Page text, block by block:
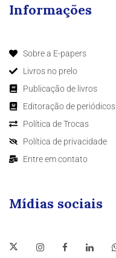
Informações
Sobre a E-papers
Livros no prelo
Publicação de livros
Editoração de periódicos
Política de Trocas
Política de privacidade
Entre em contato
Mídias sociais